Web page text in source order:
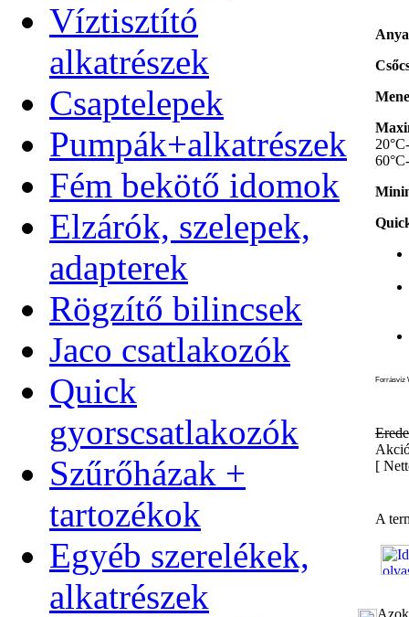
Víztisztító
alkatrészek
Csaptelepek
Pumpák+alkatrészek
Fém bekötő idomok
Elzárók, szelepek,
adapterek
Rögzítő bilincsek
Jaco csatlakozók
Quick
gyorscsatlakozók
Szűrőházak +
tartozékok
Egyéb szerelékek,
alkatrészek
Forrásvíz
[
A